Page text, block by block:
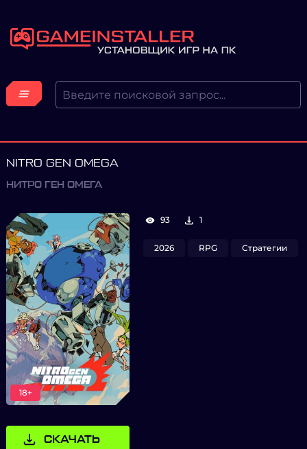
NITRO GEN OMEGA
НИТРО ГЕН ОМЕГА
18+
СКАЧАТЬ
93 1
2026 RPG Стратегии